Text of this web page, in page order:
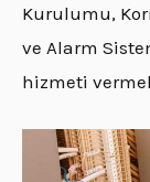
Kurulumu,
ve Alarm
hizmeti